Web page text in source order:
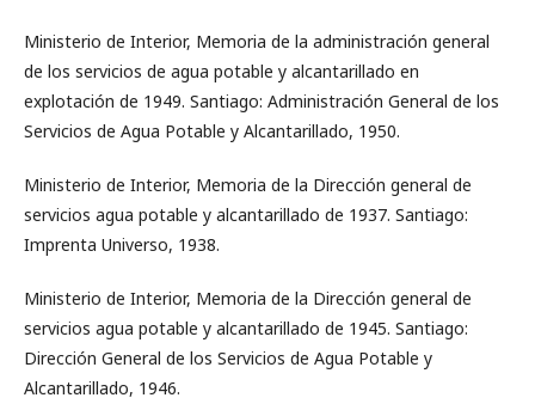
Ministerio de Interior, Memoria de la administración general
de los servicios de agua potable y alcantarillado en
explotación de 1949. Santiago: Administración General de los
Servicios de Agua Potable y Alcantarillado, 1950.
Ministerio de Interior, Memoria de la Dirección general de
servicios agua potable y alcantarillado de 1937. Santiago:
Imprenta Universo, 1938.
Ministerio de Interior, Memoria de la Dirección general de
servicios agua potable y alcantarillado de 1945. Santiago:
Dirección General de los Servicios de Agua Potable y
Alcantarillado, 1946.